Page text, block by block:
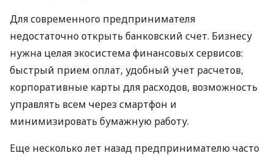
Для современного предпринимателя
недостаточно открыть банковский счет. Бизнесу
нужна целая экосистема финансовых сервисов:
быстрый прием оплат, удобный учет расчетов,
корпоративные карты для расходов, возможность
управлять всем через смартфон и
минимизировать бумажную работу.
Еще несколько лет назад предпринимателю часто